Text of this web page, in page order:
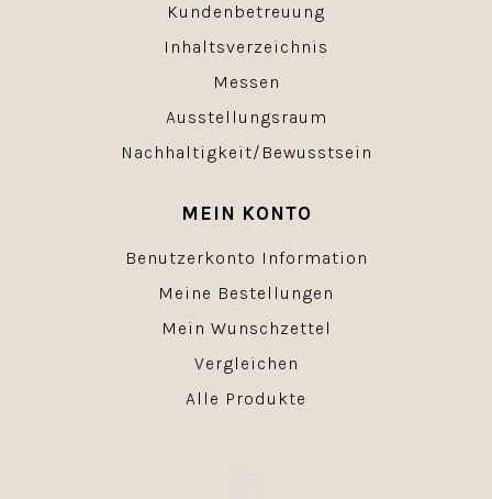
Kundenbetreuung
Inhaltsverzeichnis
Messen
Ausstellungsraum
Nachhaltigkeit/Bewusstsein
MEIN KONTO
Benutzerkonto Information
Meine Bestellungen
Mein Wunschzettel
Vergleichen
Alle Produkte